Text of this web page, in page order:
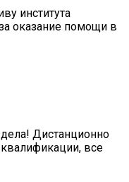
института
оказание помощи в
Дистанционно
все